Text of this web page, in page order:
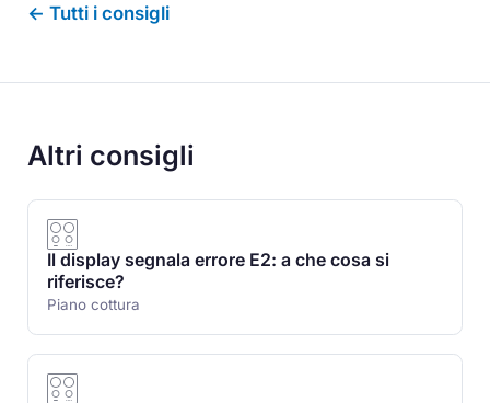
← Tutti i consigli
Altri consigli
Il display segnala errore E2: a che cosa si
riferisce?
Piano cottura